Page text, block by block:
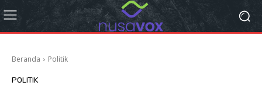
Beranda Politik
POLITIK